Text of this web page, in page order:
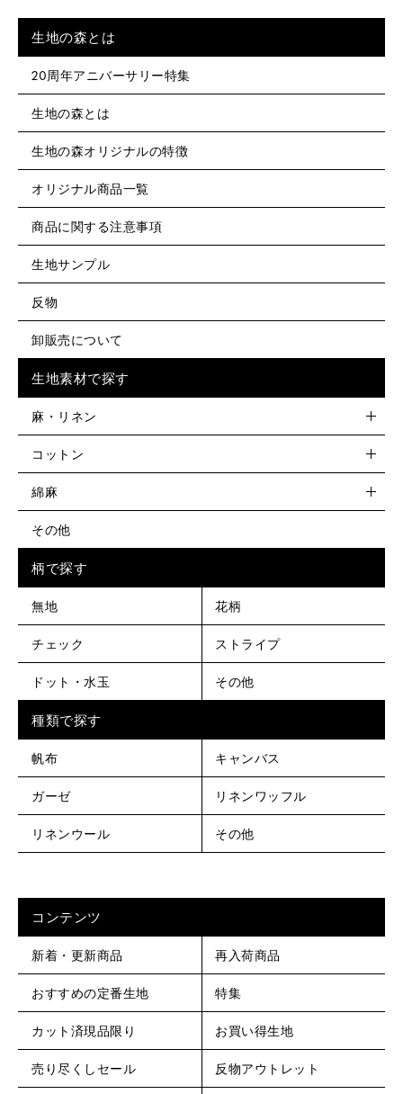
生地の森とは
20周年アニバーサリー特集
生地の森とは
生地の森オリジナルの特徴
オリジナル商品一覧
商品に関する注意事項
生地サンプル
反物
卸販売について
生地素材で探す
麻・リネン
コットン
綿麻
その他
柄で探す
無地 花柄
チェック ストライプ
ドット・水玉 その他
種類で探す
帆布 キャンバス
ガーゼ リネンワッフル
リネンウール その他
コンテンツ
新着・更新商品 再入荷商品
おすすめの定番生地 特集
カット済現品限り お買い得生地
売り尽くしセール 反物アウトレット